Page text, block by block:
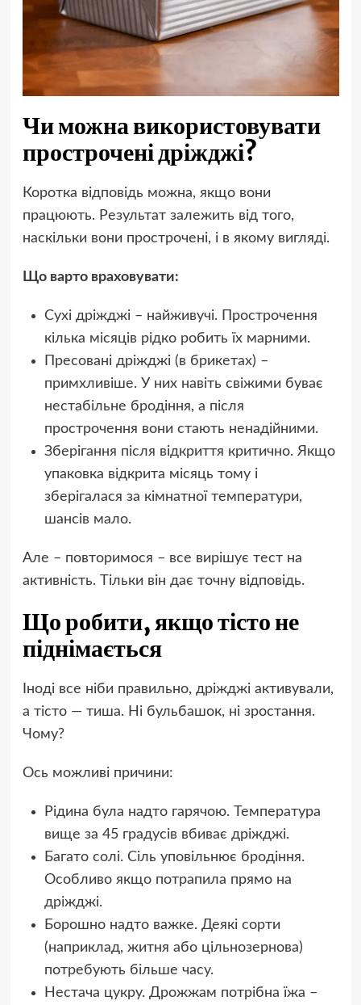
Чи можна використовувати
прострочені дріжджі?
Коротка відповідь можна, якщо вони
працюють. Результат залежить від того,
наскільки вони прострочені, і в якому вигляді.
Що варто враховувати:
Сухі дріжджі – найживучі. Прострочення
кілька місяців рідко робить їх марними.
Пресовані дріжджі (в брикетах) –
примхливіше. У них навіть свіжими буває
нестабільне бродіння, а після
прострочення вони стають ненадійними.
Зберігання після відкриття критично. Якщо
упаковка відкрита місяць тому і
зберігалася за кімнатної температури,
шансів мало.
Але – повторимося – все вирішує тест на
активність. Тільки він дає точну відповідь.
Що робити, якщо тісто не
піднімається
Іноді все ніби правильно, дріжджі активували,
а тісто — тиша. Ні бульбашок, ні зростання.
Чому?
Ось можливі причини:
Рідина була надто гарячою. Температура
вище за 45 градусів вбиває дріжджі.
Багато солі. Сіль уповільнює бродіння.
Особливо якщо потрапила прямо на
дріжджі.
Борошно надто важке. Деякі сорти
(наприклад, житня або цільнозернова)
потребують більше часу.
Нестача цукру. Дрожжам потрібна їжа –